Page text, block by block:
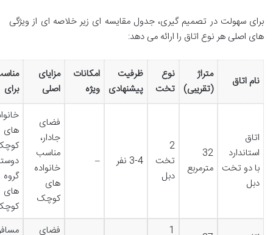
برای سهولت در تصمیم گیری، جدول مقایسه ای زیر خلاصه ای از ویژگی
های اصلی هر نوع اتاق را ارائه می دهد:
نام اتاق
متراژ
(تقریبی)
نوع
تخت
ظرفیت
پیشنهادی
امکانات
ویژه
مزایای
اصلی
برای
اتاق
استاندارد
با دو تخت
دبل
32
مترمربع
2
تخت
دبل
3-4 نفر –
فضای
جادار،
مناسب
خانواده
های
کوچک
های
گروه
های
1
فضای